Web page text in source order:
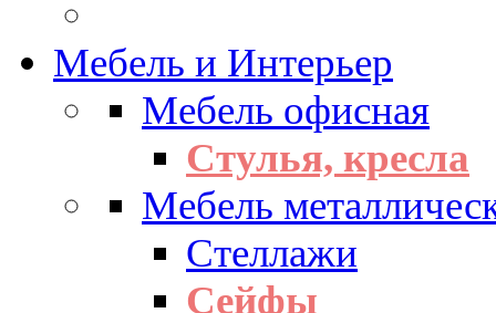
Мебель и Интерьер
Мебель офисная
Стулья, кресла
Мебель
Стеллажи
Сейфы